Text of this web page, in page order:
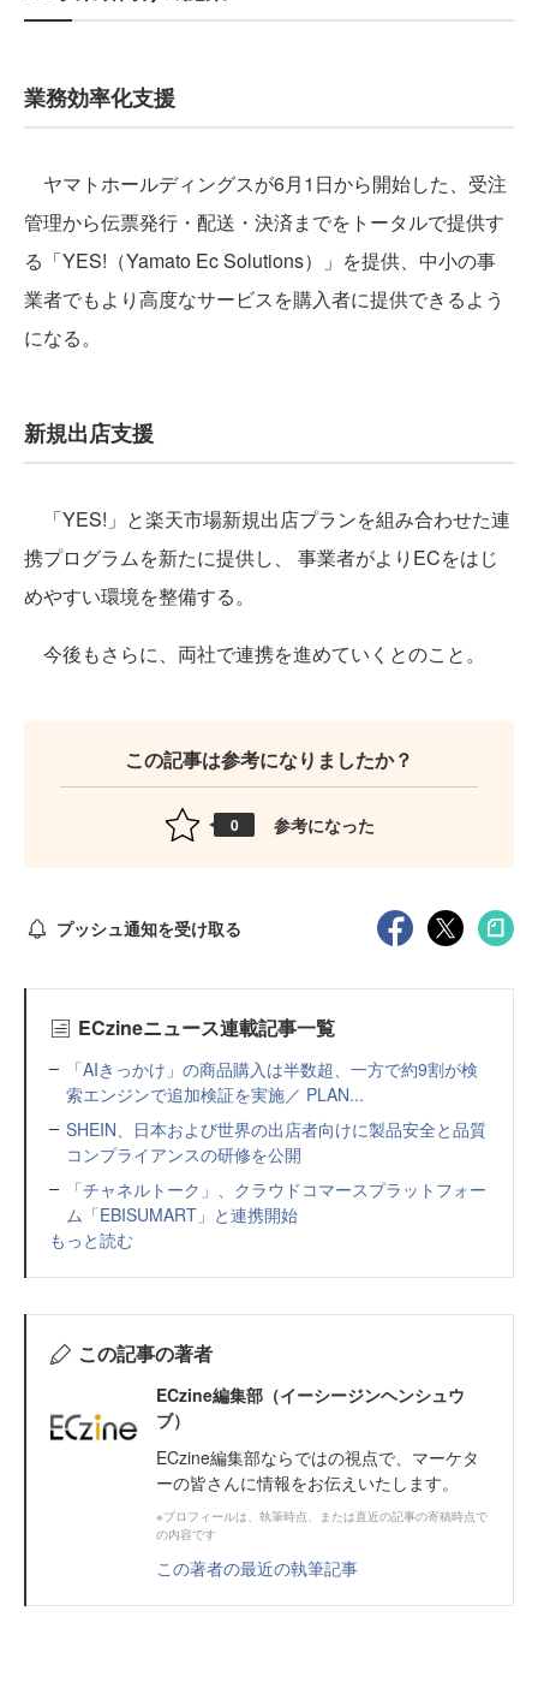
業務効率化支援
ヤマトホールディングスが6月1日から開始した、受注
管理から伝票発行・配送・決済までをトータルで提供す
る「YES!（Yamato Ec Solutions）」を提供、中小の事
業者でもより高度なサービスを購入者に提供できるよう
になる。
新規出店支援
「YES!」と楽天市場新規出店プランを組み合わせた連
携プログラムを新たに提供し、 事業者がよりECをはじ
めやすい環境を整備する。
今後もさらに、両社で連携を進めていくとのこと。
この記事は参考になりましたか？
0 参考になった
プッシュ通知を受け取る
ECzineニュース連載記事一覧
「AIきっかけ」の商品購入は半数超、一方で約9割が検
索エンジンで追加検証を実施／ PLAN...
SHEIN、日本および世界の出店者向けに製品安全と品質
コンプライアンスの研修を公開
「チャネルトーク」、クラウドコマースプラットフォー
ム「EBISUMART」と連携開始
もっと読む
この記事の著者
ECzine編集部（イーシージンヘンシュウ
ブ）
ECzine編集部ならではの視点で、マーケタ
ーの皆さんに情報をお伝えいたします。
※プロフィールは、執筆時点、または直近の記事の寄稿時点で
の内容です
この著者の最近の執筆記事